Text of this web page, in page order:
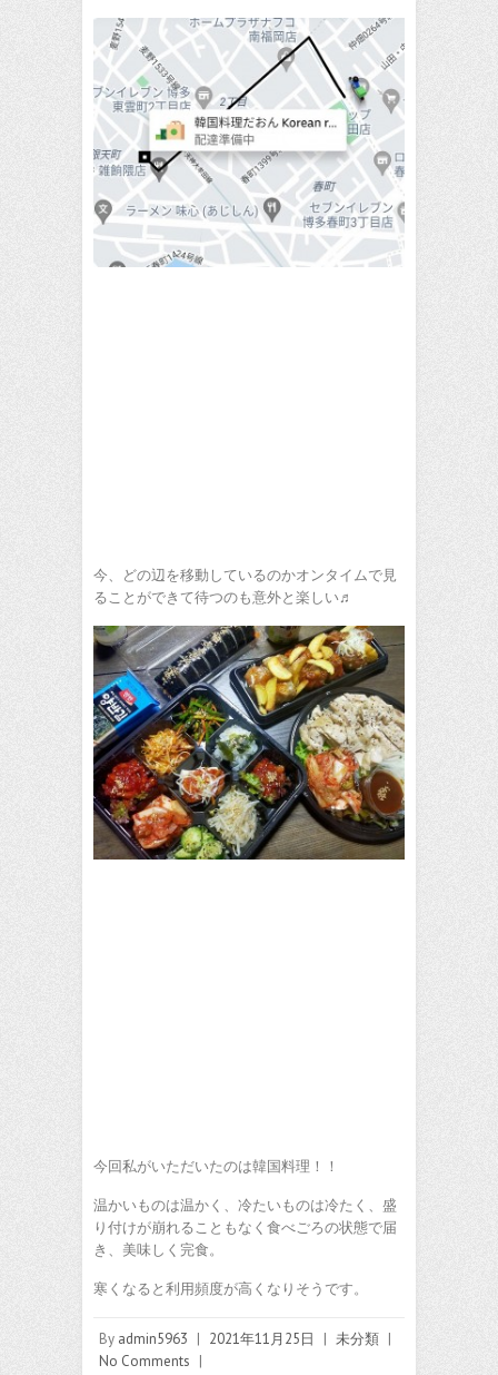
今、どの辺を移動しているのかオンタイムで見
ることができて待つのも意外と楽しい♬
今回私がいただいたのは韓国料理！！
温かいものは温かく、冷たいものは冷たく、盛
り付けが崩れることもなく食べごろの状態で届
き、美味しく完食。
寒くなると利用頻度が高くなりそうです。
By admin5963 | 2021年11月25日 | 未分類 |
No Comments |